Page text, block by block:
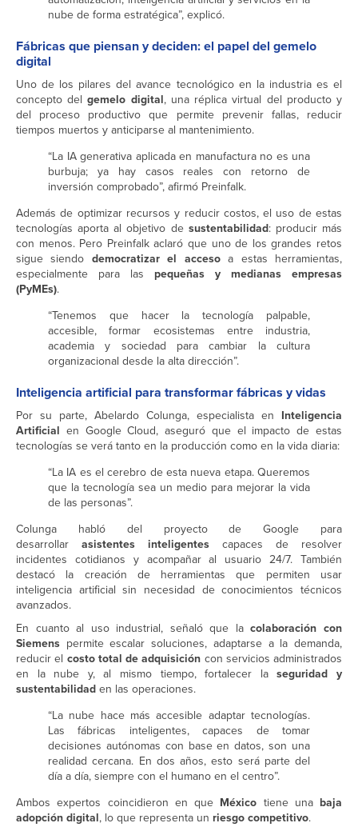
nube de forma estratégica”, explicó.
Fábricas que piensan y deciden: el papel del gemelo
digital
Uno de los pilares del avance tecnológico en la industria es el
concepto delgemelo digital, una réplica virtual del producto y
del proceso productivo que permite prevenir fallas, reducir
tiempos muertos y anticiparse al mantenimiento.
“La IA generativa aplicada en manufactura no es una
burbuja; ya hay casos reales con retorno de
inversión comprobado”, afirmó Preinfalk.
Además de optimizar recursos y reducir costos, el uso de estas
tecnologías aporta al objetivo de sustentabilidad: producir más
con menos. Pero Preinfalk aclaró que uno de los grandes retos
sigue siendo democratizar el accesoa estas herramientas,
especialmente para las pequeñas y medianas empresas
(PyMEs).
“Tenemos que hacer la tecnología palpable,
accesible, formar ecosistemas entre industria,
academia y sociedad para cambiar la cultura
organizacional desde la alta dirección”.
Inteligencia artificial para transformar fábricas y vidas
Por su parte, Abelardo Colunga, especialista en Inteligencia
Artificial en Google Cloud, aseguró que el impacto de estas
tecnologías se verá tanto en la producción como en la vida diaria:
“La IA es el cerebro de esta nueva etapa. Queremos
que la tecnología sea un medio para mejorar la vida
de las personas”.
Colunga habló del proyecto de Google para
desarrollar asistentes inteligentes capaces de resolver
incidentes cotidianos y acompañar al usuario 24/7. También
destacó la creación de herramientas que permiten usar
inteligencia artificial sin necesidad de conocimientos técnicos
avanzados.
En cuanto al uso industrial, señaló que lacolaboración con
Siemens permite escalar soluciones, adaptarse a la demanda,
reducir el costo total de adquisición con servicios administrados
en la nube y, al mismo tiempo, fortalecer laseguridad y
sustentabilidad en las operaciones.
“La nube hace más accesible adaptar tecnologías.
Las fábricas inteligentes, capaces de tomar
decisiones autónomas con base en datos, son una
realidad cercana. En dos años, esto será parte del
día a día, siempre con el humano en el centro”.
Ambos expertos coincidieron en que México tiene una baja
adopción digital, lo que representa un riesgo competitivo.